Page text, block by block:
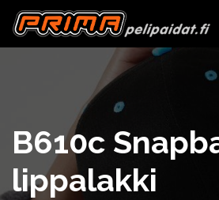
B610c
lippalakki